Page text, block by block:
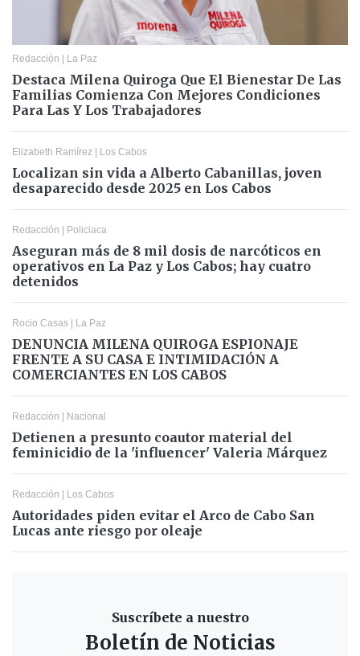
Redacción | La Paz
Destaca Milena Quiroga Que El Bienestar De Las
Familias Comienza Con Mejores Condiciones
Para Las Y Los Trabajadores
Elizabeth Ramírez | Los Cabos
Localizan sin vida a Alberto Cabanillas, joven
desaparecido desde 2025 en Los Cabos
Redacción | Policiaca
Aseguran más de 8 mil dosis de narcóticos en
operativos en La Paz y Los Cabos; hay cuatro
detenidos
Rocio Casas | La Paz
DENUNCIA MILENA QUIROGA ESPIONAJE
FRENTE A SU CASA E INTIMIDACIÓN A
COMERCIANTES EN LOS CABOS
Redacción | Nacional
Detienen a presunto coautor material del
feminicidio de la 'influencer' Valeria Márquez
Redacción | Los Cabos
Autoridades piden evitar el Arco de Cabo San
Lucas ante riesgo por oleaje
Suscríbete a nuestro
Boletín de Noticias